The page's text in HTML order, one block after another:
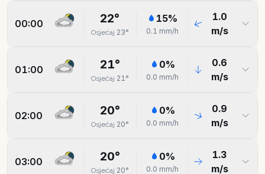
00:00 22°
Osjećaj 23°
15%
0.1 mm/h
1.0
m/s
01:00 21°
Osjećaj 21°
0%
0.0 mm/h
0.6
m/s
02:00 20°
Osjećaj 20°
0%
0.0 mm/h
0.9
m/s
03:00 20°
Osjećaj 20°
0%
0.0 mm/h
1.3
m/s